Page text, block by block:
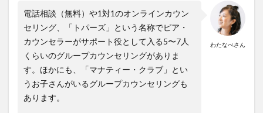
わたなべさん
電話相談（無料）や1対1のオンラインカウン
セリング、「トパーズ」という名称でピア・
カウンセラーがサポート役として入る5〜7人
くらいのグループカウンセリングがありま
す。ほかにも、「マナティー・クラブ」とい
うお子さんがいるグループカウンセリングも
あります。